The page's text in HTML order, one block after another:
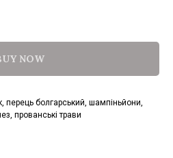
NOW
перець болгарський, шампіньйони,
прованські трави